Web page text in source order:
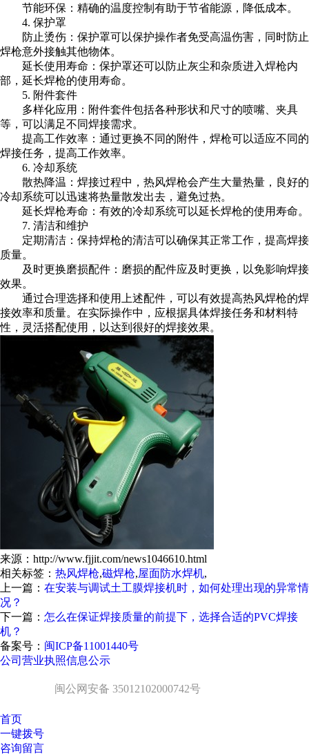
节能环保：精确的温度控制有助于节省能源，降低成本。
4. 保护罩
防止烫伤：保护罩可以保护操作者免受高温伤害，同时防止
焊枪意外接触其他物体。
延长使用寿命：保护罩还可以防止灰尘和杂质进入焊枪内
部，延长焊枪的使用寿命。
5. 附件套件
多样化应用：附件套件包括各种形状和尺寸的喷嘴、夹具
等，可以满足不同焊接需求。
提高工作效率：通过更换不同的附件，焊枪可以适应不同的
焊接任务，提高工作效率。
6. 冷却系统
散热降温：焊接过程中，热风焊枪会产生大量热量，良好的
冷却系统可以迅速将热量散发出去，避免过热。
延长焊枪寿命：有效的冷却系统可以延长焊枪的使用寿命。
7. 清洁和维护
定期清洁：保持焊枪的清洁可以确保其正常工作，提高焊接
质量。
及时更换磨损配件：磨损的配件应及时更换，以免影响焊接
效果。
通过合理选择和使用上述配件，可以有效提高热风焊枪的焊
接效率和质量。在实际操作中，应根据具体焊接任务和材料特
性，灵活搭配使用，以达到很好的焊接效果。
来源：http://www.fjjit.com/news1046610.html
相关标签： 热风焊枪,磁焊枪,屋面防水焊机,
上一篇： 在安装与调试土工膜焊接机时，如何处理出现的异常情
况？
下一篇： 怎么在保证焊接质量的前提下，选择合适的PVC焊接
机？
备案号： 闽ICP备11001440号
公司营业执照信息公示
闽公网安备 35012102000742号
首页
一键拨号
咨询留言